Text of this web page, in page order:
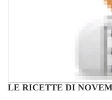
LE RICETTE DI